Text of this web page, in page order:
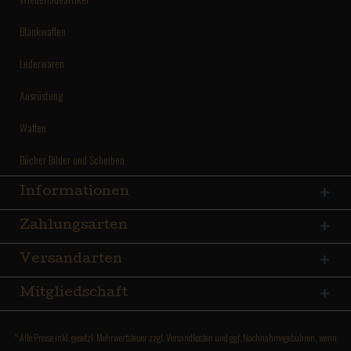
Blankwaffen
Lederwaren
Ausrüstung
Waffen
Bücher Bilder und Scheiben
Informationen
Zahlungsarten
Versandarten
Mitgliedschaft
* Alle Preise inkl. gesetzl. Mehrwertsteuer zzgl. Versandkosten und ggf. Nachnahmegebühren, wenn